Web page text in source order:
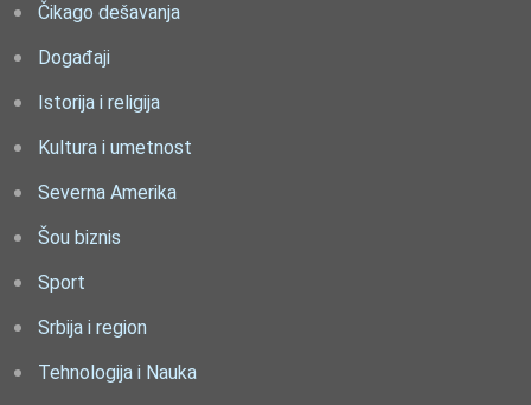
Čikago dešavanja
Događaji
Istorija i religija
Kultura i umetnost
Severna Amerika
Šou biznis
Sport
Srbija i region
Tehnologija i Nauka